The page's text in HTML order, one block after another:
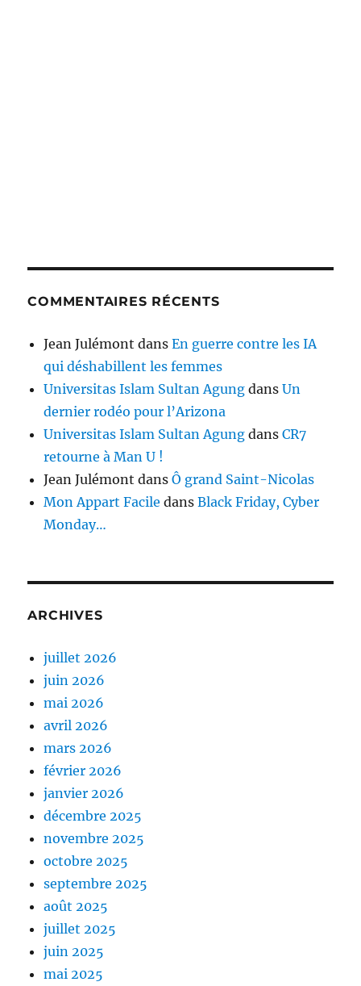
COMMENTAIRES RÉCENTS
Jean Julémont dansEn guerre contre les IA
qui déshabillent les femmes
Universitas Islam Sultan Agung dansUn
dernier rodéo pour l’Arizona
Universitas Islam Sultan Agung dansCR7
retourne à Man U !
Jean Julémont dansÔ grand Saint-Nicolas
Mon Appart Facile dansBlack Friday, Cyber
Monday…
ARCHIVES
juillet 2026
juin 2026
mai 2026
avril 2026
mars 2026
février 2026
janvier 2026
décembre 2025
novembre 2025
octobre 2025
septembre 2025
août 2025
juillet 2025
juin 2025
mai 2025